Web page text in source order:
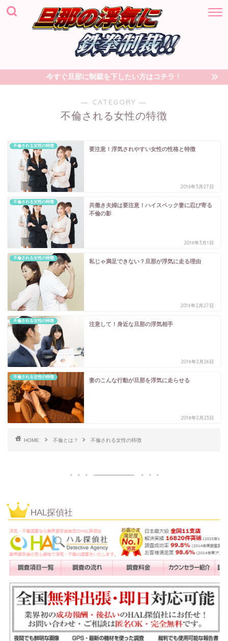
今すぐ旦那に制裁を下したい方はコチラ！
― CATEGORY ―
不倫される女性の特徴
不倫される女性の特徴
要注意！浮気されやすい女性の性格と特徴
2016年3月27日
不倫される女性の特徴
共働き夫婦は要注意！ハイスペック妻に忍び寄る
不倫の影
2016年3月1日
不倫される女性の特徴
私じゃ満足できない？旦那が浮気に走る理由
2016年2月27日
不倫される女性の特徴
注意して！身近な旦那の浮気相手
2016年2月26日
不倫される女性の特徴
妻のこんな行動が旦那を浮気に走らせる
2016年2月23日
HOME 不倫とは？ 不倫される女性の特徴
HAL探偵社